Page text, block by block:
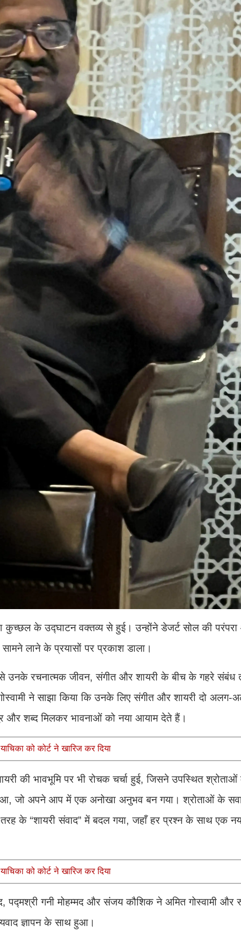
कुच्छल के उद्घाटन वक्तव्य से हुई। उन्होंने डेजर्ट सोल की
लाने के प्रयासों पर प्रकाश डाला।
से उनके रचनात्मक जीवन, संगीत और शायरी के बीच के गहरे संबंध
ने साझा किया कि उनके लिए संगीत और शायरी दो अलग-
और शब्द मिलकर भावनाओं को नया आयाम देते हैं।
को कोर्ट ने खारिज कर दिया
की भावभूमि पर भी रोचक चर्चा हुई, जिसने उपस्थित श्रोताओं
हुआ, जो अपने आप में एक अनोखा अनुभव बन गया। श्रोताओं के
के “शायरी संवाद” में बदल गया, जहाँ हर प्रश्न के साथ एक
को कोर्ट ने खारिज कर दिया
पद्मश्री गनी मोहम्मद और संजय कौशिक ने अमित गोस्वामी और
ज्ञापन के साथ हुआ।